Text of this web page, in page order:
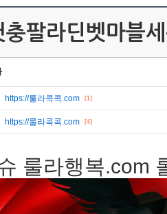
충팔라딘벳마블
https://룰라콕콕.com [1]
https://룰라콕콕.com [4]
룰라행복.com